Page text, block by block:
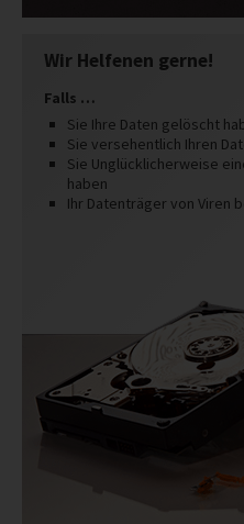
Wir Helfenen gerne!
Falls …
Sie Ihre Daten gelöscht
Sie versehentlich Ihren
Sie Unglücklicherweise
haben
Ihr Datenträger von Viren